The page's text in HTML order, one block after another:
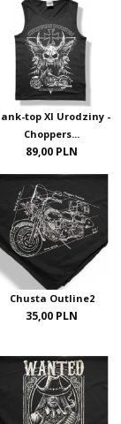
top XI Urodziny -
Choppers...
89,00 PLN
Chusta Outline2
35,00 PLN